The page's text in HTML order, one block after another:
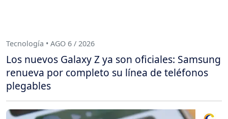
Tecnología • AGO 6 / 2026
Los nuevos Galaxy Z ya son oficiales: Samsung
renueva por completo su línea de teléfonos
plegables